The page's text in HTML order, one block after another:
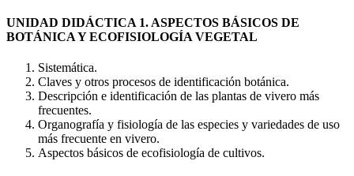
UNIDAD DIDÁCTICA 1. ASPECTOS BÁSICOS DE
BOTÁNICA Y ECOFISIOLOGÍA VEGETAL
Sistemática.
Claves y otros procesos de identificación botánica.
Descripción e identificación de las plantas de vivero más
frecuentes.
Organografía y fisiología de las especies y variedades de uso
más frecuente en vivero.
Aspectos básicos de ecofisiología de cultivos.